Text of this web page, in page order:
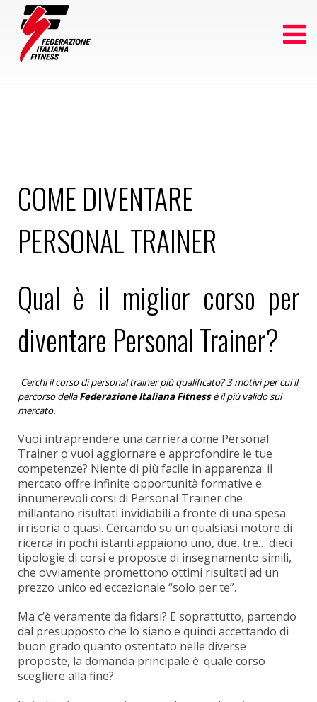
COME DIVENTARE
PERSONAL TRAINER
Qual è il miglior corso per
diventare Personal Trainer?
Cerchi il corso di personal trainer più qualificato? 3 motivi per cui il
percorso dellaFederazione Italiana Fitnessè il più valido sul
mercato.
Vuoi intraprendere una carriera come Personal
Trainer o vuoi aggiornare e approfondire le tue
competenze? Niente di più facile in apparenza: il
mercato offre infinite opportunità formative e
innumerevoli corsi di Personal Trainer che
millantano risultati invidiabili a fronte di una spesa
irrisoria o quasi. Cercando su un qualsiasi motore di
ricerca in pochi istanti appaiono uno, due, tre… dieci
tipologie di corsi e proposte di insegnamento simili,
che ovviamente promettono ottimi risultati ad un
prezzo unico ed eccezionale “solo per te”.
Ma c’è veramente da fidarsi? E soprattutto, partendo
dal presupposto che lo siano e quindi accettando di
buon grado quanto ostentato nelle diverse
proposte, la domanda principale è: quale corso
scegliere alla fine?